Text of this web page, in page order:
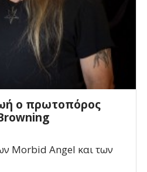
ο πρωτοπόρος
Morbid Angel και των